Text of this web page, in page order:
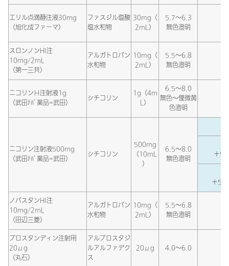
エリル点滴静注液30mg
（旭化成ファーマ）
ファスジル塩酸
塩水和物
30mg（
2mL）
5.7～6.3
無色澄明
スロンノンHI注
10mg/2mL
（第一三共）
アルガトロバン
水和物
10mg（
2mL）
5.5～6.8
無色澄明
ニコリンＨ注射液1g
（武田ﾃﾊﾞ薬品=武田）
シチコリン
1g（4m
L）
6.5～8.0
無色～僅微黄
色澄明
ニコリン注射液500mg
（武田ﾃﾊﾞ薬品=武田）
シチコリン
500mg
（10mL
）
6.5～8.0
無色澄明
＋5
＋5
ノバスタンHI注
10mg/2mL
（田辺三菱）
アルガトロバン
水和物
10mg（
2mL）
5.5～6.8
無色澄明
プロスタンディン注射用
20μg
（丸石）
アルプロスタジ
ルアルファデク
ス
20μg 4.0～6.0